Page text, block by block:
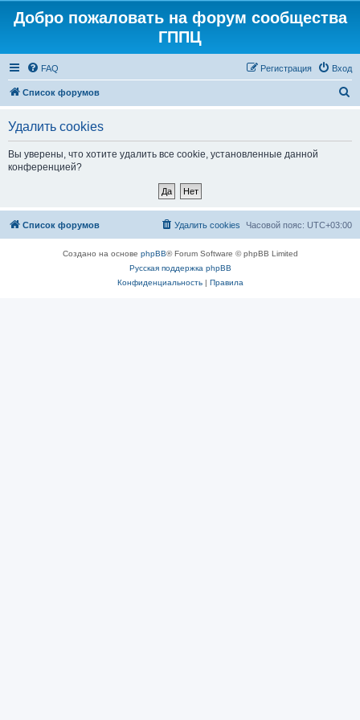
Добро пожаловать на форум сообщества
ГППЦ
FAQ Вход
Регистрация
Список форумов
Удалить cookies
Вы уверены, что хотите удалить все cookie, установленные данной
конференцией?
Список форумов Часовой пояс: UTC+03:00
Удалить cookies
Создано на основе phpBB® Forum Software © phpBB Limited
Русская поддержка phpBB
Конфиденциальность| Правила